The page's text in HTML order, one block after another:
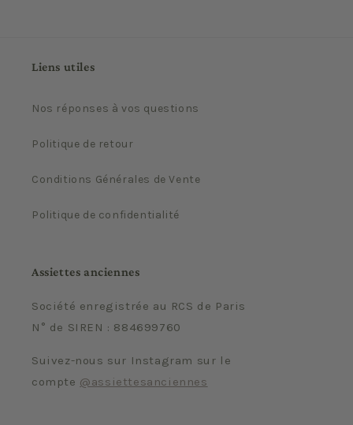
Liens utiles
Nos réponses à vos questions
Politique de retour
Conditions Générales de Vente
Politique de confidentialité
Assiettes anciennes
Société enregistrée au RCS de Paris
N° de SIREN : 884699760
Suivez-nous sur Instagram sur le
compte @assiettesanciennes